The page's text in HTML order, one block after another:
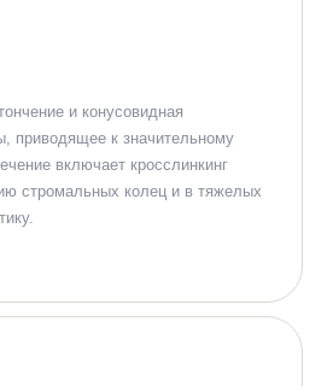
и конусовидная
приводящее к значительному
включает кросслинкинг
стромальных колец и в тяжелых